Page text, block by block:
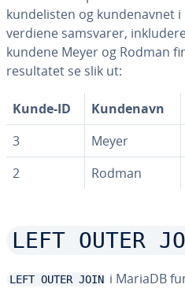
kundelisten og kundenavnet
verdiene samsvarer,
kundene Meyer og Rodman
resultatet se slik ut:
Kunde-ID Kundenavn
3
Meyer
2
Rodman
LEFT OUTER
LEFT OUTER JOIN i MariaDB